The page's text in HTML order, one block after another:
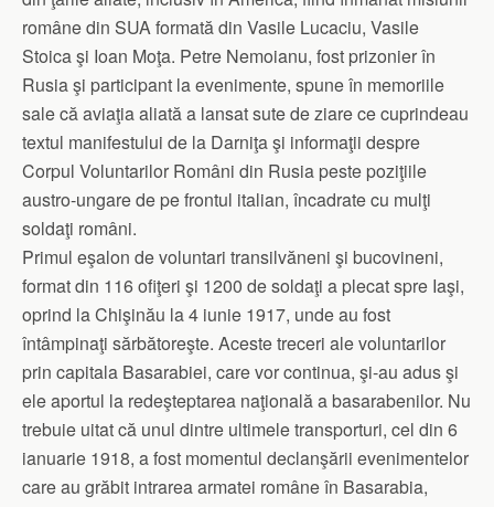
române din SUA formată din Vasile Lucaciu, Vasile
Stoica şi Ioan Moţa. Petre Nemoianu, fost prizonier în
Rusia şi participant la evenimente, spune în memoriile
sale că aviaţia aliată a lansat sute de ziare ce cuprindeau
textul manifestului de la Darniţa şi informaţii despre
Corpul Voluntarilor Români din Rusia peste poziţiile
austro-ungare de pe frontul italian, încadrate cu mulţi
soldaţi români.
Primul eşalon de voluntari transilvăneni şi bucovineni,
format din 116 ofiţeri şi 1200 de soldaţi a plecat spre Iaşi,
oprind la Chişinău la 4 iunie 1917, unde au fost
întâmpinaţi sărbătoreşte. Aceste treceri ale voluntarilor
prin capitala Basarabiei, care vor continua, şi-au adus şi
ele aportul la redeşteptarea naţională a basarabenilor. Nu
trebuie uitat că unul dintre ultimele transporturi, cel din 6
ianuarie 1918, a fost momentul declanşării evenimentelor
care au grăbit intrarea armatei române în Basarabia,